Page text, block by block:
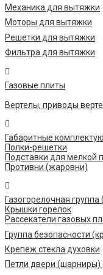
Механика для вытяжки
Моторы для вытяжки
Решетки для вытяжки
Фильтра для вытяжки
Газовые плиты
Вертелы, приводы
Габаритные
Полки-решетки
Подставки для мелкой
Противни (жаровни)
Газогорелочная
Крышки горелок
Рассекатели газовых
Группа безопасности
Крепеж стекла духовки
Петли двери (шарниры)